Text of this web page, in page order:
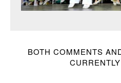
BOTH COMMENTS